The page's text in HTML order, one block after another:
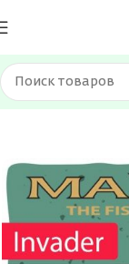
Главная Удилища